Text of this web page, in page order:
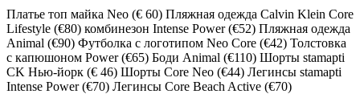
Платье топ майка Neo (€ 60) Пляжная одежда Calvin Klein Core
Lifestyle (€80) комбинезон Intense Power (€52) Пляжная одежда
Animal (€90) Футболка с логотипом Neo Core (€42) Толстовка
с капюшоном Power (€65) Боди Animal (€110) Шорты stamapti
CK Нью-йорк (€ 46) Шорты Core Neo (€44) Легинсы stamapti
Intense Power (€70) Легинсы Core Beach Active (€70)